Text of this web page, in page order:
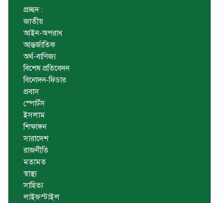
প্রচ্ছদ :
জাতীয়
আইন-অপরাধ
আন্তর্জাতিক
অর্থ-বাণিজ্য
বিশেষ প্রতিবেদন
বিনোদন-ফিচার
প্রবাস
স্পোর্টস
ইসলাম
শিক্ষাঙ্গন
সারাদেশ
রাজনীতি
মতামত
স্বাস্থ্য
সাহিত্য
লাইফস্টাইল